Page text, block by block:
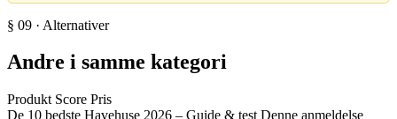
§ 09 · Alternativer
Andre i samme kategori
Produkt Score Pris
De 10 bedste Havehuse 2026 – Guide & test Denne anmeldelse